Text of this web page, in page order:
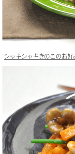
シャキシャキきのこのお好